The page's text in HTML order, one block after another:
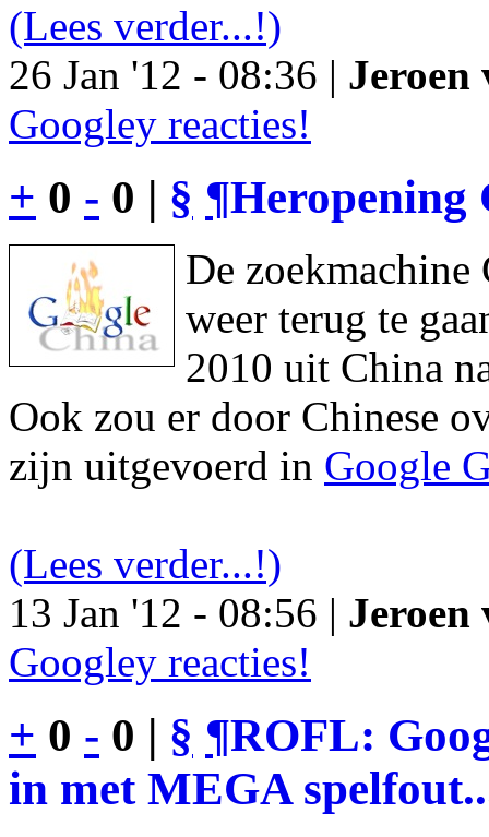
(Lees verder...!)
26 Jan '12 - 08:36 | Jeroen
Googley reacties!
+ 0 - 0 | § ¶Heropening
De
weer terug te
2010 uit China
Ook zou er door Chinese
zijn uitgevoerd in Google
(Lees verder...!)
13 Jan '12 - 08:56 | Jeroen
Googley reacties!
+ 0 - 0 | § ¶ROFL:
in met MEGA